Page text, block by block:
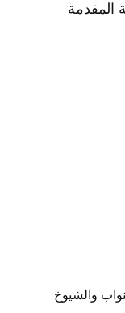
المقدمة
والشيوخ